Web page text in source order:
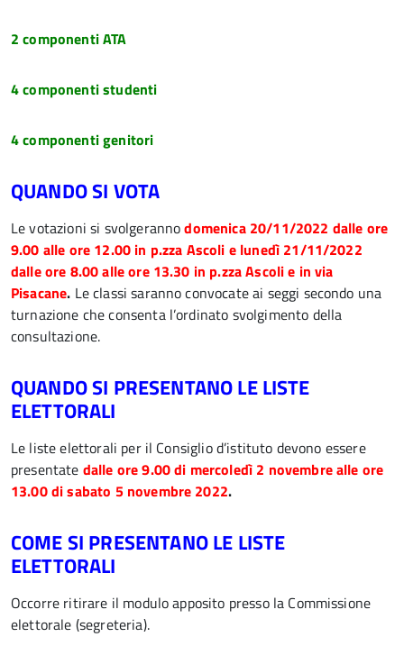
2 componenti ATA
4 componenti studenti
4 componenti genitori
QUANDO SI VOTA
Le votazioni si svolgerannodomenica 20/11/2022 dalle ore
9.00 alle ore 12.00 in p.zza Ascoli e lunedì 21/11/2022
dalle ore 8.00 alle ore 13.30 in p.zza Ascoli e in via
Pisacane. Le classi saranno convocate ai seggi secondo una
turnazione che consenta l’ordinato svolgimento della
consultazione.
QUANDO SI PRESENTANO LE LISTE
ELETTORALI
Le liste elettorali per il Consiglio d’istituto devono essere
presentate dalle ore 9.00 di mercoledì 2 novembre alle ore
13.00 di sabato 5 novembre 2022.
COME SI PRESENTANO LE LISTE
ELETTORALI
Occorre ritirare il modulo apposito presso la Commissione
elettorale (segreteria).